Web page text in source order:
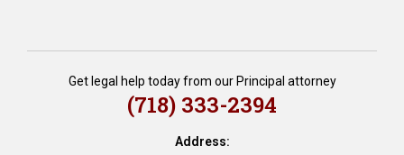
Get legal help today from our Principal attorney
(718) 333-2394
Address: